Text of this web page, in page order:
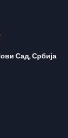
Сад, Србија